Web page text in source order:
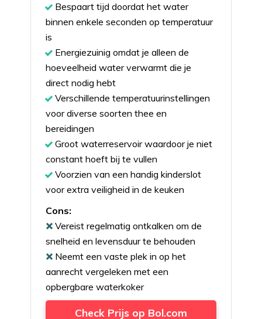
Bespaart tijd doordat het water
binnen enkele seconden op temperatuur
is
Energiezuinig omdat je alleen de
hoeveelheid water verwarmt die je
direct nodig hebt
Verschillende temperatuurinstellingen
voor diverse soorten thee en
bereidingen
Groot waterreservoir waardoor je niet
constant hoeft bij te vullen
Voorzien van een handig kinderslot
voor extra veiligheid in de keuken
Cons:
Vereist regelmatig ontkalken om de
snelheid en levensduur te behouden
Neemt een vaste plek in op het
aanrecht vergeleken met een
opbergbare waterkoker
Check Prijs op Bol.com